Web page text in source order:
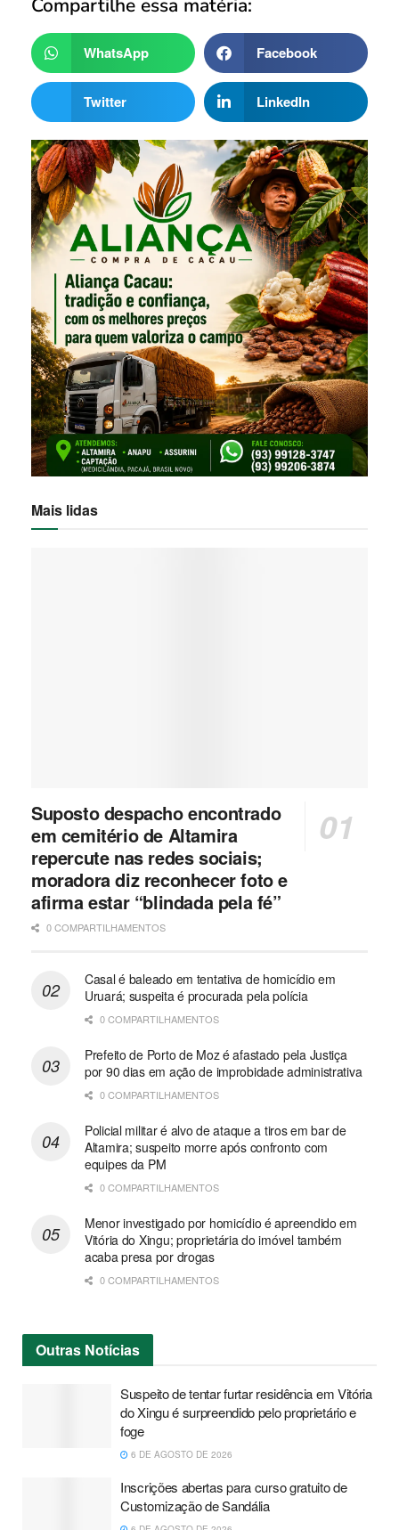
Compartilhe essa matéria:
WhatsApp Facebook
Twitter LinkedIn
Mais lidas
Suposto despacho encontrado
em cemitério de Altamira
repercute nas redes sociais;
moradora diz reconhecer foto e
afirma estar “blindada pela fé”
0 COMPARTILHAMENTOS
Casal é baleado em tentativa de homicídio em
Uruará; suspeita é procurada pela polícia
0 COMPARTILHAMENTOS
Prefeito de Porto de Moz é afastado pela Justiça
por 90 dias em ação de improbidade administrativa
0 COMPARTILHAMENTOS
Policial militar é alvo de ataque a tiros em bar de
Altamira; suspeito morre após confronto com
equipes da PM
0 COMPARTILHAMENTOS
Menor investigado por homicídio é apreendido em
Vitória do Xingu; proprietária do imóvel também
acaba presa por drogas
0 COMPARTILHAMENTOS
Outras Notícias
Suspeito de tentar furtar residência em Vitória
do Xingu é surpreendido pelo proprietário e
foge
6 DE AGOSTO DE 2026
Inscrições abertas para curso gratuito de
Customização de Sandália